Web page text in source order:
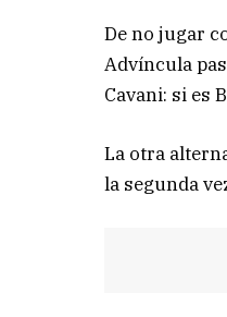
De no jugar
Advíncula
Cavani: si es
La otra
la segunda